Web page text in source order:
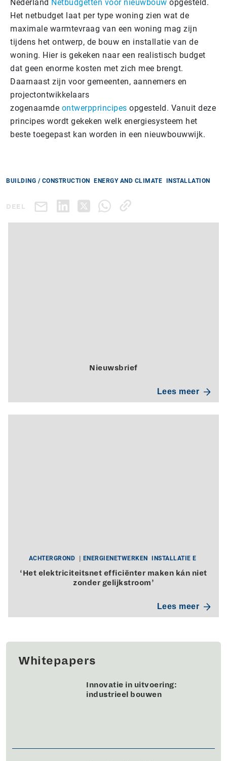
Nederland Netbudgetten voor nieuwbouw opgesteld.
Het netbudget laat per type woning zien wat de
maximale warmtevraag van een woning mag zijn
tijdens het ontwerp, de bouw en installatie van de
woning. Hier is gekeken naar een realistisch budget
dat geen enorme kosten met zich mee brengt.
Daarnaast zijn voor gemeenten, aannemers en
projectontwikkelaars
zogenaamde ontwerpprincipes opgesteld. Vanuit deze
principes wordt gekeken welk energiesysteem het
beste toegepast kan worden in een nieuwbouwwijk.
BUILDING / CONSTRUCTION ENERGY AND CLIMATE INSTALLATION
DEEL
Nieuwsbrief
Lees meer
ACHTERGROND ENERGIENETWERKEN INSTALLATIE E
‘Het elektriciteitsnet efficiënter maken kán niet
zonder gelijkstroom’
Lees meer
Whitepapers
Innovatie in uitvoering:
industrieel bouwen